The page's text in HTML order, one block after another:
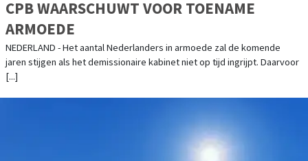
CPB WAARSCHUWT VOOR TOENAME
ARMOEDE
NEDERLAND - Het aantal Nederlanders in armoede zal de komende
jaren stijgen als het demissionaire kabinet niet op tijd ingrijpt. Daarvoor
[...]